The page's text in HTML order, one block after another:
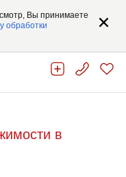
Вы принимаете
обработки
в